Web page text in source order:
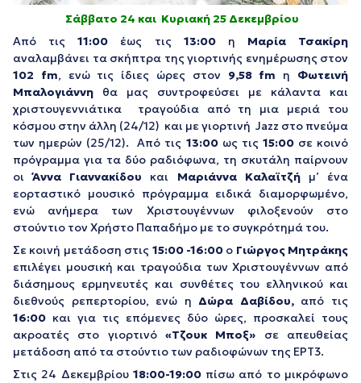
Σάββατο 24 και Κυριακή 25 Δεκεμβρίου
Από τις11:00 έως τις 13:00η Μαρία Τσακίρη
αναλαμβάνει τα σκήπτρα της γιορτινής ενημέρωσης στον
102 fm, ενώ τις ίδιες ώρες στον 9,58 fm η Φωτεινή
Μπαλογιάννη θα μας συντροφεύσει με κάλαντα και
χριστουγεννιάτικα τραγούδια από τη μια μεριά του
κόσμου στην άλλη (24/12) και με γιορτινή Jazz στο πνεύμα
των ημερών (25/12). Από τις 13:00ως τις 15:00σε κοινό
πρόγραμμα για τα δύο ραδιόφωνα, τη σκυτάλη παίρνουν
οιΆννα Γιαννακίδου και Μαριάννα Καλαϊτζήμ’ ένα
εορταστικό μουσικό πρόγραμμα ειδικά διαμορφωμένο,
ενώ ανήμερα των Χριστουγέννων φιλοξενούν στο
στούντιο τον Χρήστο Παπαδήμο με το συγκρότημά του.
Σε κοινή μετάδοση στις 15:00 -16:00ο Γιώργος Μητράκης
επιλέγει μουσική και τραγούδια των Χριστουγέννων από
διάσημους ερμηνευτές και συνθέτες του ελληνικού και
διεθνούς ρεπερτορίου, ενώ η Δώρα Δαβίδου,από τις
16:00 και για τις επόμενες δύο ώρες, προσκαλεί τους
ακροατές στο γιορτινό «Τζουκ Μποξ» σε απευθείας
μετάδοση από τα στούντιο των ραδιοφώνων της ΕΡΤ3.
Στις 24 Δεκεμβρίου 18:00-19:00πίσω από το μικρόφωνο